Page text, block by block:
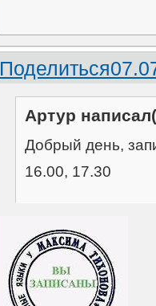
Поделиться
Артур
Добрый день,
16.00, 17.30